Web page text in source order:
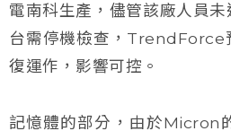
電南科生產，儘管該廠人員
台需停機檢查，TrendForce
復運作，影響可控。
記憶體的部分，由於Micron